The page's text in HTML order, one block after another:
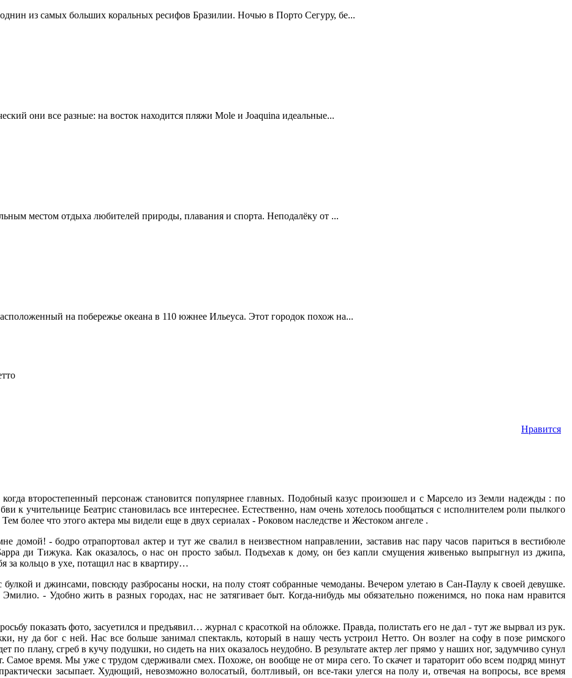
из самых больших коральных ресифов Бразилии. Ночью в Порто Сегуру, бе...
они все разные: на восток находится пляжи Molе и Joaquina идеальные...
местом отдыха любителей природы, плавания и спорта. Неподалёку от ...
на побережье океана в 110 южнее Ильеуса. Этот городок похож на...
Нравится
когда второстепенный персонаж становится популярнее главных. Подобный казус произошел и с Марсело из Земли надежды : по
к учительнице Беатрис становилась все интереснее. Естественно, нам очень хотелось пообщаться с исполнителем роли пылкого
более что этого актера мы видели еще в двух сериалах - Роковом наследстве и Жестоком ангеле .
домой! - бодро отрапортовал актер и тут же свалил в неизвестном направлении, заставив нас пару часов париться в вестибюле
ди Тижука. Как оказалось, о нас он просто забыл. Подъехав к дому, он без капли смущения живенько выпрыгнул из джипа,
за кольцо в ухе, потащил нас в квартиру…
булкой и джинсами, повсюду разбросаны носки, на полу стоят собранные чемоданы. Вечером улетаю в Сан-Паулу к своей девушке.
- Удобно жить в разных городах, нас не затягивает быт. Когда-нибудь мы обязательно поженимся, но пока нам нравится
показать фото, засуетился и предъявил… журнал с красоткой на обложке. Правда, полистать его не дал - тут же вырвал из рук.
ну да бог с ней. Нас все больше занимал спектакль, который в нашу честь устроил Нетто. Он возлег на софу в позе римского
по плану, сгреб в кучу подушки, но сидеть на них оказалось неудобно. В результате актер лег прямо у наших ног, задумчиво сунул
Самое время. Мы уже с трудом сдерживали смех. Похоже, он вообще не от мира сего. То скачет и тараторит обо всем подряд минут
засыпает. Худющий, невозможно волосатый, болтливый, он все-таки улегся на полу и, отвечая на вопросы, все время